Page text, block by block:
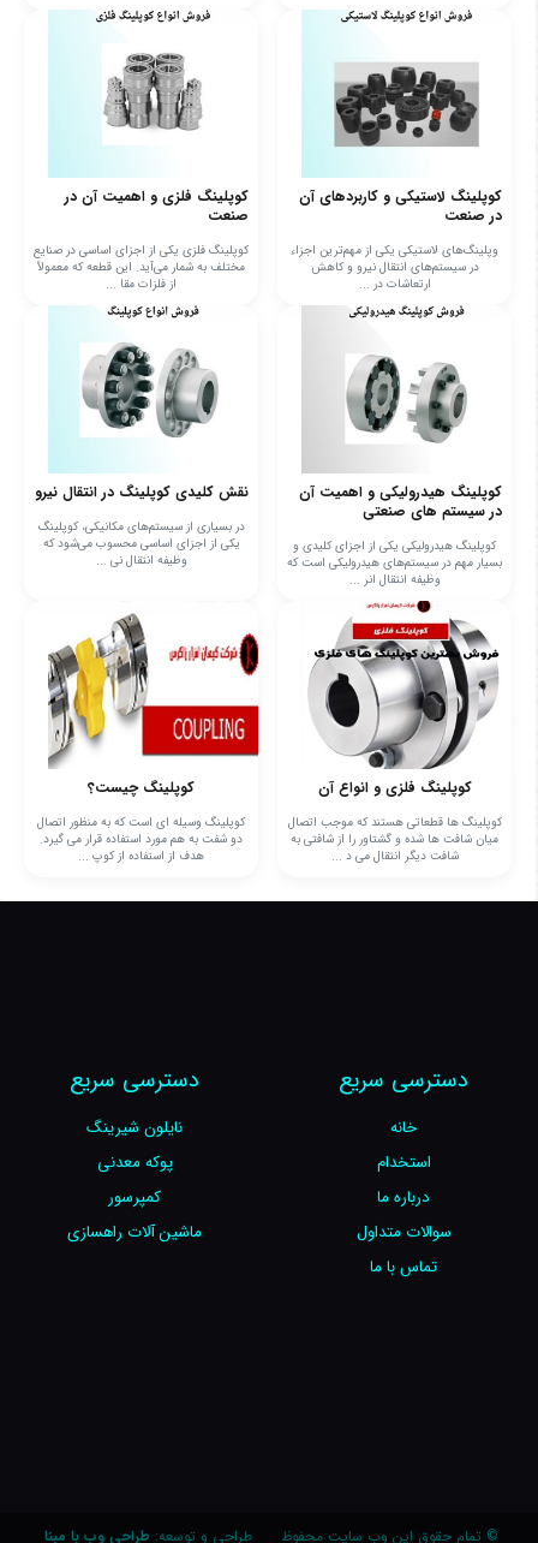
کوپلینگ لاستیکی و کاربردهای آن
در صنعت
وپلینگ‌های لاستیکی یکی از مهم‌ترین اجزاء
در سیستم‌های انتقال نیرو و کاهش
ارتعاشات در ...
کوپلینگ فلزی و اهمیت آن در
صنعت
کوپلینگ فلزی یکی از اجزای اساسی در صنایع
مختلف به شمار می‌آید. این قطعه که معمولاً
از فلزات مقا ...
کوپلینگ هیدرولیکی و اهمیت آن
در سیستم های صنعتی
کوپلینگ هیدرولیکی یکی از اجزای کلیدی و
بسیار مهم در سیستم‌های هیدرولیکی است که
وظیفه انتقال انر ...
نقش کلیدی کوپلینگ در انتقال نیرو
در بسیاری از سیستم‌های مکانیکی، کوپلینگ
یکی از اجزای اساسی محسوب می‌شود که
وظیفه انتقال نی ...
کوپلینگ فلزی و انواع آن
کوپلینگ ها قطعاتی هستند که موجب اتصال
میان شافت ها شده و گشتاور را از شافتی به
شافت دیگر انتقال می د ...
کوپلینگ چیست؟
کوپلینگ وسیله ای است که به منظور اتصال
دو شفت به هم مورد استفاده قرار می گیرد.
هدف از استفاده از کوپ ...
دسترسی سریع
خانه
استخدام
درباره ما
سوالات متداول
تماس با ما
دسترسی سریع
نایلون شیرینگ
پوکه معدنی
کمپرسور
ماشین آلات راهسازی
© تمام حقوق این وب سایت محفوظ طراحی و توسعه: طراحی وب با مبنا